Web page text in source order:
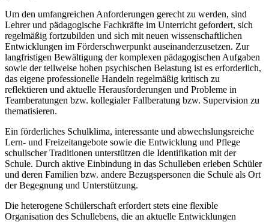
Um den umfangreichen Anforderungen gerecht zu werden, sind
Lehrer und pädagogische Fachkräfte im Unterricht gefordert, sich
regelmäßig fortzubilden und sich mit neuen wissenschaftlichen
Entwicklungen im Förderschwerpunkt auseinanderzusetzen. Zur
langfristigen Bewältigung der komplexen pädagogischen Aufgaben
sowie der teilweise hohen psychischen Belastung ist es erforderlich,
das eigene professionelle Handeln regelmäßig kritisch zu
reflektieren und aktuelle Herausforderungen und Probleme in
Teamberatungen bzw. kollegialer Fallberatung bzw. Supervision zu
thematisieren.
Ein förderliches Schulklima, interessante und abwechslungsreiche
Lern- und Freizeitangebote sowie die Entwicklung und Pflege
schulischer Traditionen unterstützen die Identifikation mit der
Schule. Durch aktive Einbindung in das Schulleben erleben Schüler
und deren Familien bzw. andere Bezugspersonen die Schule als Ort
der Begegnung und Unterstützung.
Die heterogene Schülerschaft erfordert stets eine flexible
Organisation des Schullebens, die an aktuelle Entwicklungen